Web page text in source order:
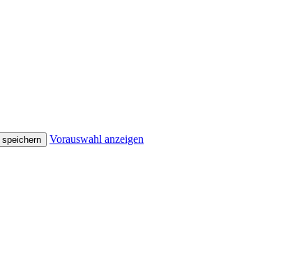
speichern Vorauswahl anzeigen